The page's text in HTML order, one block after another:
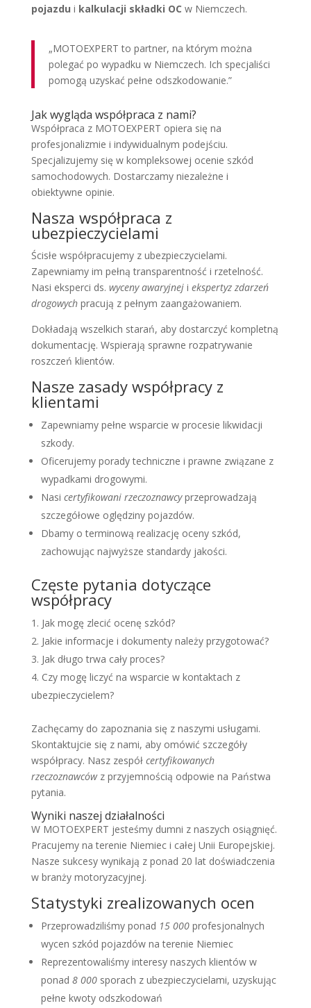
pojazdu i kalkulacji składki OC w Niemczech.
„MOTOEXPERT to partner, na którym można
polegać po wypadku w Niemczech. Ich specjaliści
pomogą uzyskać pełne odszkodowanie.”
Jak wygląda współpraca z nami?
Współpraca z MOTOEXPERT opiera się na
profesjonalizmie i indywidualnym podejściu.
Specjalizujemy się w kompleksowej ocenie szkód
samochodowych. Dostarczamy niezależne i
obiektywne opinie.
Nasza współpraca z
ubezpieczycielami
Ścisłe współpracujemy z ubezpieczycielami.
Zapewniamy im pełną transparentność i rzetelność.
Nasi eksperci ds. wyceny awaryjneji ekspertyz zdarzeń
drogowychpracują z pełnym zaangażowaniem.
Dokładają wszelkich starań, aby dostarczyć kompletną
dokumentację. Wspierają sprawne rozpatrywanie
roszczeń klientów.
Nasze zasady współpracy z
klientami
Zapewniamy pełne wsparcie w procesie likwidacji
szkody.
Oficerujemy porady techniczne i prawne związane z
wypadkami drogowymi.
Nasi certyfikowani rzeczoznawcyprzeprowadzają
szczegółowe oględziny pojazdów.
Dbamy o terminową realizację oceny szkód,
zachowując najwyższe standardy jakości.
Częste pytania dotyczące
współpracy
Jak mogę zlecić ocenę szkód?
Jakie informacje i dokumenty należy przygotować?
Jak długo trwa cały proces?
Czy mogę liczyć na wsparcie w kontaktach z
ubezpieczycielem?
Zachęcamy do zapoznania się z naszymi usługami.
Skontaktujcie się z nami, aby omówić szczegóły
współpracy. Nasz zespół certyfikowanych
rzeczoznawcówz przyjemnością odpowie na Państwa
pytania.
Wyniki naszej działalności
W MOTOEXPERT jesteśmy dumni z naszych osiągnięć.
Pracujemy na terenie Niemiec i całej Unii Europejskiej.
Nasze sukcesy wynikają z ponad 20 lat doświadczenia
w branży motoryzacyjnej.
Statystyki zrealizowanych ocen
Przeprowadziliśmy ponad 15 000profesjonalnych
wycen szkód pojazdów na terenie Niemiec
Reprezentowaliśmy interesy naszych klientów w
ponad 8 000sporach z ubezpieczycielami, uzyskując
pełne kwoty odszkodowań